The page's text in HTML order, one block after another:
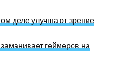
деле улучшают зрение
геймеров на